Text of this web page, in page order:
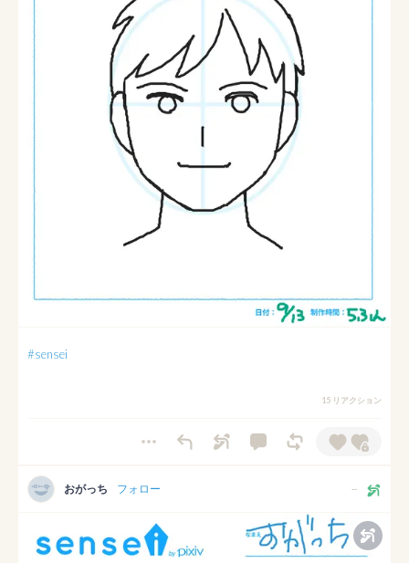
#sensei
15 リアクション
おがっち フォロー --